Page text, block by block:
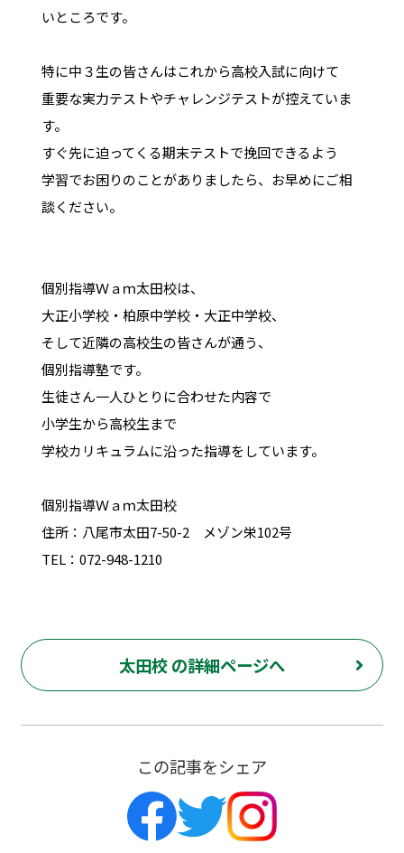
いところです。
特に中３生の皆さんはこれから高校入試に向けて
重要な実力テストやチャレンジテストが控えていま
す。
すぐ先に迫ってくる期末テストで挽回できるよう
学習でお困りのことがありましたら、お早めにご相
談ください。
個別指導Ｗａｍ太田校は、
大正小学校・柏原中学校・大正中学校、
そして近隣の高校生の皆さんが通う、
個別指導塾です。
生徒さん一人ひとりに合わせた内容で
小学生から高校生まで
学校カリキュラムに沿った指導をしています。
個別指導Ｗａｍ太田校
住所：八尾市太田7-50-2 メゾン栄102号
TEL：072-948-1210
太田校 の詳細ページへ
この記事をシェア